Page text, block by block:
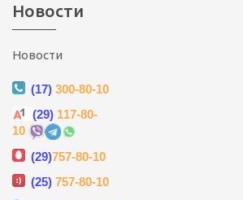
турники
игр
Новости
Новости
(17) 300-80-10
(29) 117-80-
10
(29)757-80-10
(25) 757-80-10